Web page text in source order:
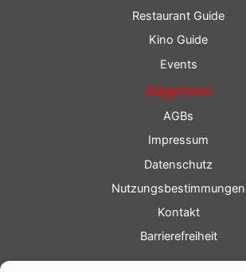
Restaurant Guide
Kino Guide
Events
Allgemein
AGBs
Impressum
Datenschutz
Nutzungsbestimmungen
Kontakt
Barrierefreiheit